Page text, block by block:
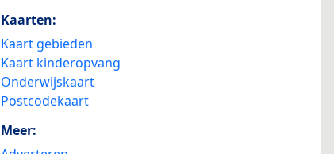
Kaarten:
Kaart gebieden
Kaart kinderopvang
Onderwijskaart
Postcodekaart
Meer: